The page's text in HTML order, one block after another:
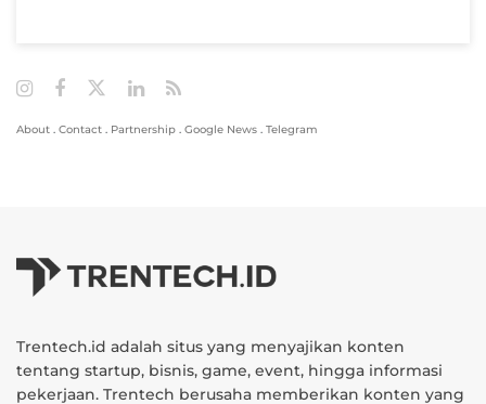
About . Contact . Partnership . Google News . Telegram
Trentech.id adalah situs yang menyajikan konten
tentang startup, bisnis, game, event, hingga informasi
pekerjaan. Trentech berusaha memberikan konten yang